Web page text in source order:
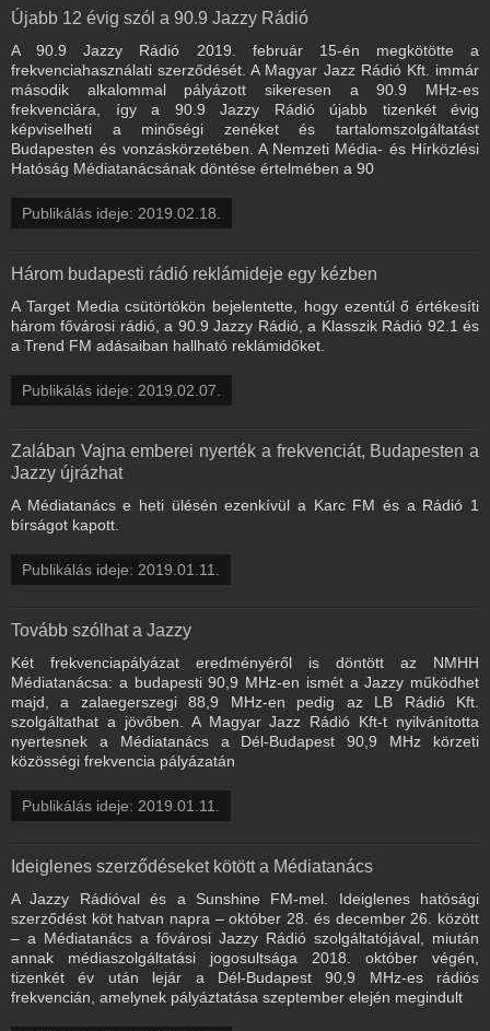
Újabb 12 évig szól a 90.9 Jazzy Rádió
A 90.9 Jazzy Rádió 2019. február 15-én megkötötte a
frekvenciahasználati szerződését. A Magyar Jazz Rádió Kft. immár
második alkalommal pályázott sikeresen a 90.9 MHz-es
frekvenciára, így a 90.9 Jazzy Rádió újabb tizenkét évig
képviselheti a minőségi zenéket és tartalomszolgáltatást
Budapesten és vonzáskörzetében. A Nemzeti Média- és Hírközlési
Hatóság Médiatanácsának döntése értelmében a 90
Publikálás ideje: 2019.02.18.
Három budapesti rádió reklámideje egy kézben
A Target Media csütörtökön bejelentette, hogy ezentúl ő értékesíti
három fővárosi rádió, a 90.9 Jazzy Rádió, a Klasszik Rádió 92.1 és
a Trend FM adásaiban hallható reklámidőket.
Publikálás ideje: 2019.02.07.
Zalában Vajna emberei nyerték a frekvenciát, Budapesten a
Jazzy újrázhat
A Médiatanács e heti ülésén ezenkívül a Karc FM és a Rádió 1
bírságot kapott.
Publikálás ideje: 2019.01.11.
Tovább szólhat a Jazzy
Két frekvenciapályázat eredményéről is döntött az NMHH
Médiatanácsa: a budapesti 90,9 MHz-en ismét a Jazzy működhet
majd, a zalaegerszegi 88,9 MHz-en pedig az LB Rádió Kft.
szolgáltathat a jövőben. A Magyar Jazz Rádió Kft-t nyilvánította
nyertesnek a Médiatanács a Dél-Budapest 90,9 MHz körzeti
közösségi frekvencia pályázatán
Publikálás ideje: 2019.01.11.
Ideiglenes szerződéseket kötött a Médiatanács
A Jazzy Rádióval és a Sunshine FM-mel. Ideiglenes hatósági
szerződést köt hatvan napra – október 28. és december 26. között
– a Médiatanács a fővárosi Jazzy Rádió szolgáltatójával, miután
annak médiaszolgáltatási jogosultsága 2018. október végén,
tizenkét év után lejár a Dél-Budapest 90,9 MHz-es rádiós
frekvencián, amelynek pályáztatása szeptember elején megindult